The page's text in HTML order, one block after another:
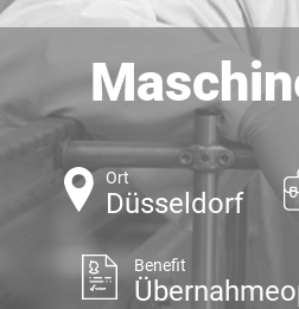
Ort
Düsseldorf
Benefit